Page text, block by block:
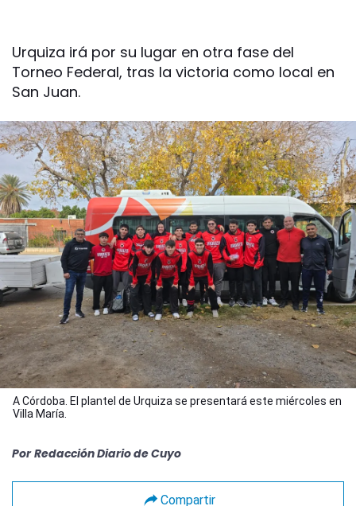
Urquiza irá por su lugar en otra fase del
Torneo Federal, tras la victoria como local en
San Juan.
A Córdoba. El plantel de Urquiza se presentará este miércoles en
Villa María.
Por Redacción Diario de Cuyo
Compartir